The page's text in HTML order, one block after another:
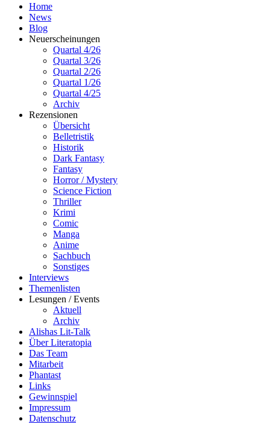
Home
News
Blog
Neuerscheinungen
Quartal 4/26
Quartal 3/26
Quartal 2/26
Quartal 1/26
Quartal 4/25
Archiv
Rezensionen
Übersicht
Belletristik
Historik
Dark Fantasy
Fantasy
Horror / Mystery
Science Fiction
Thriller
Krimi
Comic
Manga
Anime
Sachbuch
Sonstiges
Interviews
Themenlisten
Lesungen / Events
Aktuell
Archiv
Alishas Lit-Talk
Über Literatopia
Das Team
Mitarbeit
Phantast
Links
Gewinnspiel
Impressum
Datenschutz